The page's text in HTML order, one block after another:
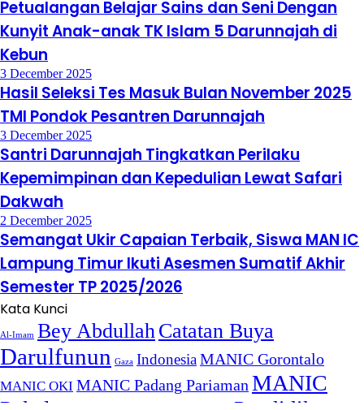
Petualangan Belajar Sains dan Seni Dengan
Kunyit Anak-anak TK Islam 5 Darunnajah di
Kebun
3 December 2025
Hasil Seleksi Tes Masuk Bulan November 2025
TMI Pondok Pesantren Darunnajah
3 December 2025
Santri Darunnajah Tingkatkan Perilaku
Kepemimpinan dan Kepedulian Lewat Safari
Dakwah
2 December 2025
Semangat Ukir Capaian Terbaik, Siswa MAN IC
Lampung Timur Ikuti Asesmen Sumatif Akhir
Semester TP 2025/2026
Kata Kunci
Al-Imam Bey AbdullahCatatan Buya
Darulfunun Gaza IndonesiaMANIC Gorontalo
MANIC OKI MANIC Padang Pariaman MANIC